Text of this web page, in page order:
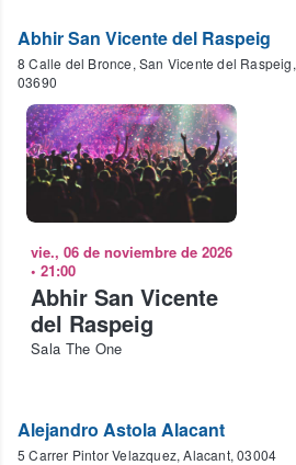
Abhir San Vicente del Raspeig
8 Calle del Bronce, San Vicente del Raspeig,
03690
vie., 06 de noviembre de 2026
• 21:00
Abhir San Vicente
del Raspeig
Sala The One
Alejandro Astola Alacant
5 Carrer Pintor Velazquez, Alacant, 03004